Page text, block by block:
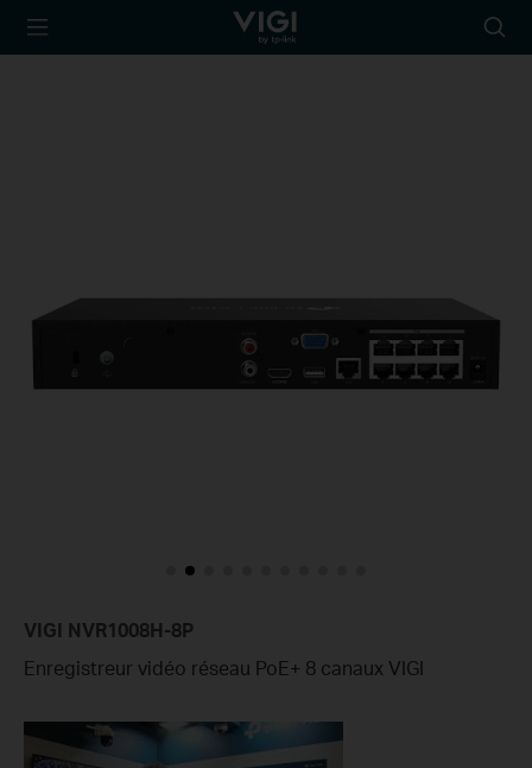
TP-Link, Reliably
icon
VIGI NVR1008H-8P
Enregistreur vidéo réseau PoE+ 8 canaux VIGI